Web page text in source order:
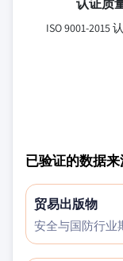
认证质
ISO 9001-2015
已验证的数据
贸易出版物
安全与国防行业